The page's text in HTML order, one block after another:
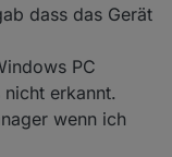
dass das Gerät
PC
erkannt.
wenn ich